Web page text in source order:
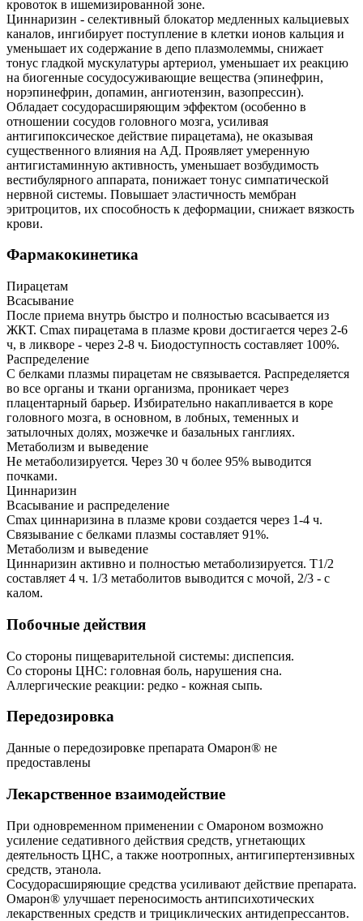
кровоток в ишемизированной зоне.
Циннаризин - селективный блокатор медленных кальциевых
каналов, ингибирует поступление в клетки ионов кальция и
уменьшает их содержание в депо плазмолеммы, снижает
тонус гладкой мускулатуры артериол, уменьшает их реакцию
на биогенные сосудосуживающие вещества (эпинефрин,
норэпинефрин, допамин, ангиотензин, вазопрессин).
Обладает сосудорасширяющим эффектом (особенно в
отношении сосудов головного мозга, усиливая
антигипоксическое действие пирацетама), не оказывая
существенного влияния на АД. Проявляет умеренную
антигистаминную активность, уменьшает возбудимость
вестибулярного аппарата, понижает тонус симпатической
нервной системы. Повышает эластичность мембран
эритроцитов, их способность к деформации, снижает вязкость
крови.
Фармакокинетика
Пирацетам
Всасывание
После приема внутрь быстро и полностью всасывается из
ЖКТ. Cmax пирацетама в плазме крови достигается через 2-6
ч, в ликворе - через 2-8 ч. Биодоступность составляет 100%.
Распределение
С белками плазмы пирацетам не связывается. Распределяется
во все органы и ткани организма, проникает через
плацентарный барьер. Избирательно накапливается в коре
головного мозга, в основном, в лобных, теменных и
затылочных долях, мозжечке и базальных ганглиях.
Метаболизм и выведение
Не метаболизируется. Через 30 ч более 95% выводится
почками.
Циннаризин
Всасывание и распределение
Cmax циннаризина в плазме крови создается через 1-4 ч.
Связывание с белками плазмы составляет 91%.
Метаболизм и выведение
Циннаризин активно и полностью метаболизируется. T1/2
составляет 4 ч. 1/3 метаболитов выводится с мочой, 2/3 - с
калом.
Побочные действия
Со стороны пищеварительной системы: диспепсия.
Со стороны ЦНС: головная боль, нарушения сна.
Аллергические реакции: редко - кожная сыпь.
Передозировка
Данные о передозировке препарата Омарон® не
предоставлены
Лекарственное взаимодействие
При одновременном применении с Омароном возможно
усиление седативного действия средств, угнетающих
деятельность ЦНС, а также ноотропных, антигипертензивных
средств, этанола.
Сосудорасширяющие средства усиливают действие препарата.
Омарон® улучшает переносимость антипсихотических
лекарственных средств и трициклических антидепрессантов.